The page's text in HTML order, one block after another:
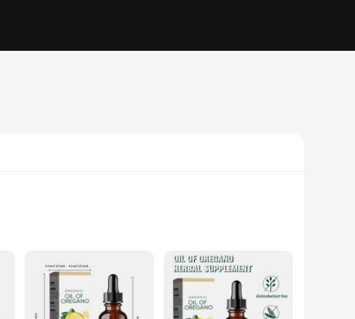
This wholesale supplement is not just a product; it's a promise of